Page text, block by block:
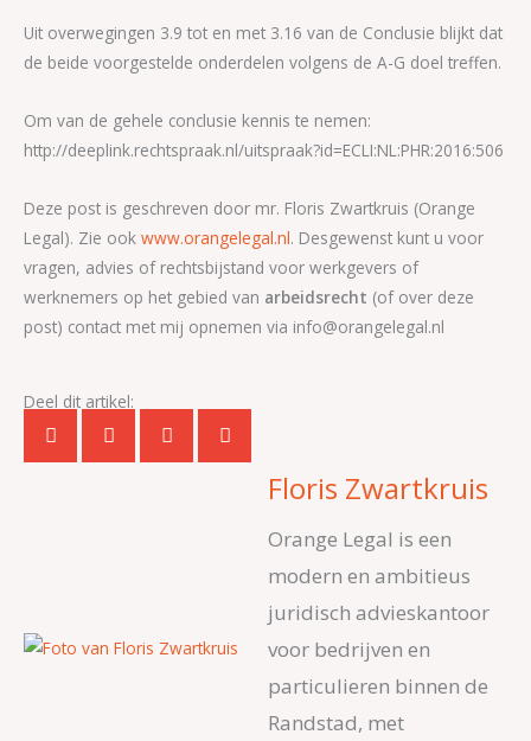
Uit overwegingen 3.9 tot en met 3.16 van de Conclusie blijkt dat
de beide voorgestelde onderdelen volgens de A-G doel treffen.
Om van de gehele conclusie kennis te nemen:
http://deeplink.rechtspraak.nl/uitspraak?id=ECLI:NL:PHR:2016:506
Deze post is geschreven door mr. Floris Zwartkruis (Orange
Legal). Zie ook www.orangelegal.nl. Desgewenst kunt u voor
vragen, advies of rechtsbijstand voor werkgevers of
werknemers op het gebied van arbeidsrecht (of over deze
post) contact met mij opnemen via info@orangelegal.nl
Deel dit artikel:
Floris Zwartkruis
Orange Legal is een
modern en ambitieus
juridisch advieskantoor
voor bedrijven en
particulieren binnen de
Randstad, met